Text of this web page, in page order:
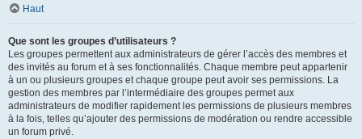
Haut
Que sont les groupes d’utilisateurs ?
Les groupes permettent aux administrateurs de gérer l’accès des membres et
des invités au forum et à ses fonctionnalités. Chaque membre peut appartenir
à un ou plusieurs groupes et chaque groupe peut avoir ses permissions. La
gestion des membres par l’intermédiaire des groupes permet aux
administrateurs de modifier rapidement les permissions de plusieurs membres
à la fois, telles qu’ajouter des permissions de modération ou rendre accessible
un forum privé.